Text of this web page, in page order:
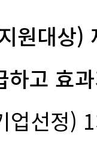
원대상)
하고 효
업선정)